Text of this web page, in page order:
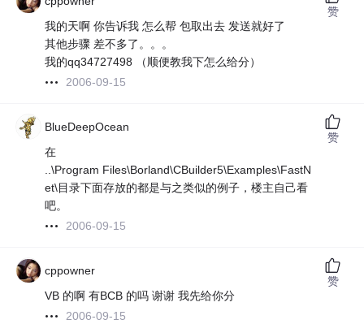
我的天啊 你告诉我 怎么帮 包取出去 发送就好了
其他步骤 差不多了。。。
我的qq34727498 （顺便教我下怎么给分）
2006-09-15
赞
BlueDeepOcean
在
..\Program Files\Borland\CBuilder5\Examples\FastN
et\目录下面存放的都是与之类似的例子，楼主自己看
吧。
2006-09-15
赞
cppowner
VB 的啊 有BCB 的吗 谢谢 我先给你分
2006-09-15
赞